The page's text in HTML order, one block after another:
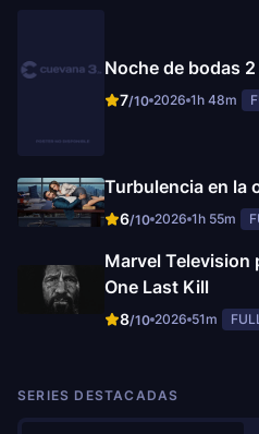
Noche de bodas 2
7/10 2026 1h 48m
Turbulencia en la
6/10 2026 1h 55m
Marvel Television
One Last Kill
8/10 2026 51m
SERIES DESTACADAS